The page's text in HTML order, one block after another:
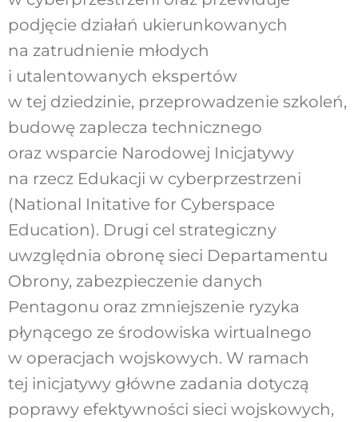
podjęcie działań ukierunkowanych
na zatrudnienie młodych
i utalentowanych ekspertów
w tej dziedzinie, przeprowadzenie szkoleń,
budowę zaplecza technicznego
oraz wsparcie Narodowej Inicjatywy
na rzecz Edukacji w cyberprzestrzeni
(National Initative for Cyberspace
Education). Drugi cel strategiczny
uwzględnia obronę sieci Departamentu
Obrony, zabezpieczenie danych
Pentagonu oraz zmniejszenie ryzyka
płynącego ze środowiska wirtualnego
w operacjach wojskowych. W ramach
tej inicjatywy główne zadania dotyczą
poprawy efektywności sieci wojskowych,